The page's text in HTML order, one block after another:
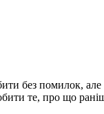
без помилок, але
те, про що